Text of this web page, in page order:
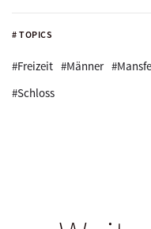
# TOPICS
#Freizeit #Männer
#Schloss